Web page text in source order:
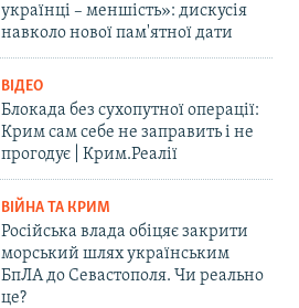
українці – меншість»: дискусія
навколо нової пам'ятної дати
ВІДЕО
Блокада без сухопутної операції:
Крим сам себе не заправить і не
прогодує | Крим.Реалії
ВІЙНА ТА КРИМ
Російська влада обіцяє закрити
морський шлях українським
БпЛА до Севастополя. Чи реально
це?